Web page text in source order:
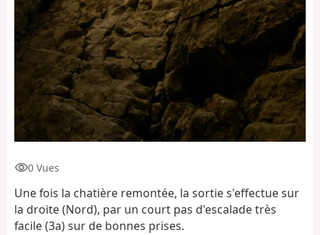
0 Vues
Une fois la chatière remontée, la sortie s'effectue sur
la droite (Nord), par un court pas d'escalade très
facile (3a) sur de bonnes prises.